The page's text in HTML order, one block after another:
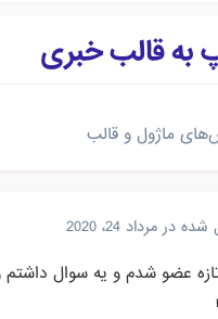
به قالب خبری
ماژول و قالب
شده در مرداد 24، 2020
عضو شدم و یه سوال داشتم